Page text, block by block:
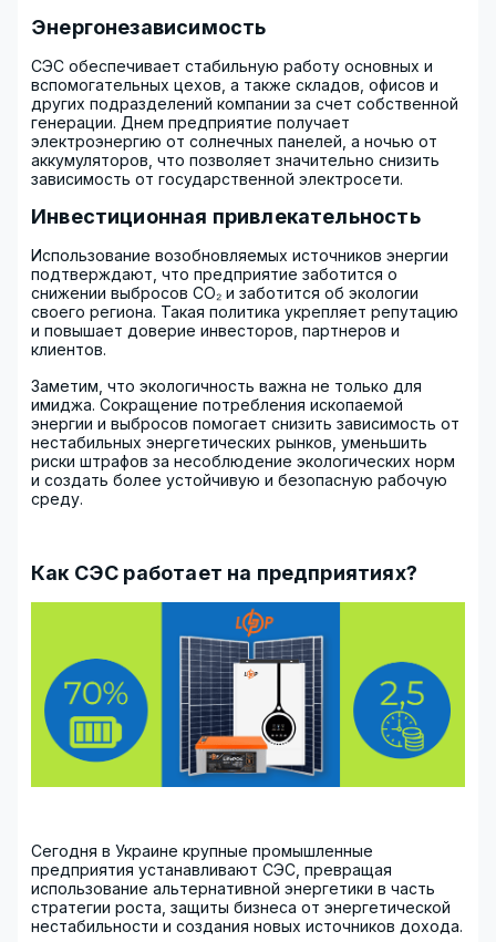
Энергонезависимость
СЭС обеспечивает стабильную работу основных и
вспомогательных цехов, а также складов, офисов и
других подразделений компании за счет собственной
генерации. Днем предприятие получает
электроэнергию от солнечных панелей, а ночью от
аккумуляторов, что позволяет значительно снизить
зависимость от государственной электросети.
Инвестиционная привлекательность
Использование возобновляемых источников энергии
подтверждают, что предприятие заботится о
снижении выбросов CO₂ и заботится об экологии
своего региона. Такая политика укрепляет репутацию
и повышает доверие инвесторов, партнеров и
клиентов.
Заметим, что экологичность важна не только для
имиджа. Сокращение потребления ископаемой
энергии и выбросов помогает снизить зависимость от
нестабильных энергетических рынков, уменьшить
риски штрафов за несоблюдение экологических норм
и создать более устойчивую и безопасную рабочую
среду.
Как СЭС работает на предприятиях?
Сегодня в Украине крупные промышленные
предприятия устанавливают СЭС, превращая
использование альтернативной энергетики в часть
стратегии роста, защиты бизнеса от энергетической
нестабильности и создания новых источников дохода.